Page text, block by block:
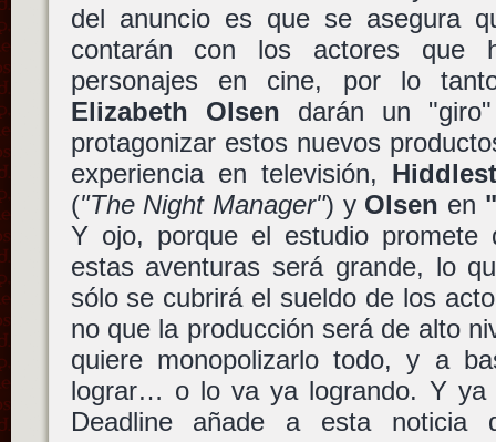
del anuncio es que se asegura
contarán con los actores que
personajes en cine, por lo
Elizabeth Olsen darán un
protagonizar estos nuevos
experiencia en televisión,
("The Night Manager") y Olsen en
Y ojo, porque el estudio promete
estas aventuras será grande, lo
sólo se cubrirá el sueldo de los
no que la producción será de alto
quiere monopolizarlo todo, y a
lograr… o lo va ya logrando. Y ya
Deadline añade a esta